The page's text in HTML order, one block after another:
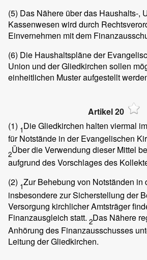
(5) Das Nähere über das Haushalts-,
Kassenwesen wird durch
Einvernehmen mit dem
(6) Die Haushaltspläne der
Union und der Gliedkirchen sollen
einheitlichen Muster aufgestellt
Artikel 20
(1) 1Die Gliedkirchen halten viermal
für Notstände in der Evangelischen
2Über die Verwendung dieser Mittel
aufgrund des Vorschlages des
(2) 1Zur Behebung von Notständen in
insbesondere zur Sicherstellung der
Versorgung kirchlicher Amtsträger
Finanzausgleich statt. 2Das Nähere
Anhörung des Finanzausschusses
Leitung der Gliedkirchen.